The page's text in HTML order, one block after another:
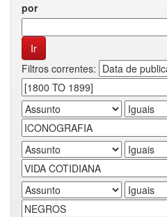
por
Filtros correntes: